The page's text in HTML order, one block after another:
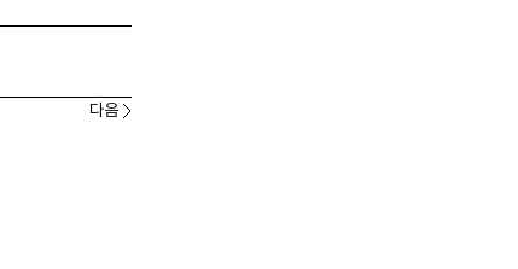
다음